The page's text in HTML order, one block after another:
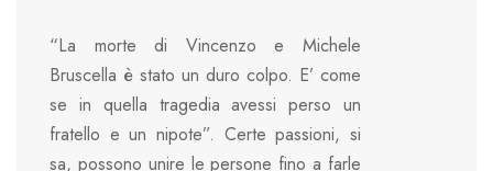
“La morte di Vincenzo e Michele
Bruscella è stato un duro colpo. E’ come
se in quella tragedia avessi perso un
fratello e un nipote”. Certe passioni, si
sa, possono unire le persone fino a farle